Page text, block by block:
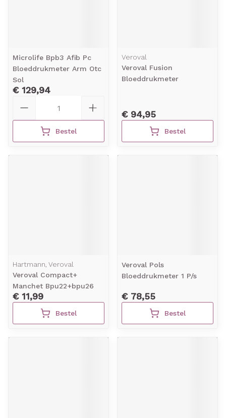
Microlife Bpb3 Afib Pc
Bloeddrukmeter Arm Otc
Sol
€ 129,94
Bestel
Veroval
Veroval Fusion
Bloeddrukmeter
€ 94,95
Bestel
Hartmann, Veroval
Veroval Compact+
Manchet Bpu22+bpu26
€ 11,99
Bestel
Veroval Pols
Bloeddrukmeter 1 P/s
€ 78,55
Bestel